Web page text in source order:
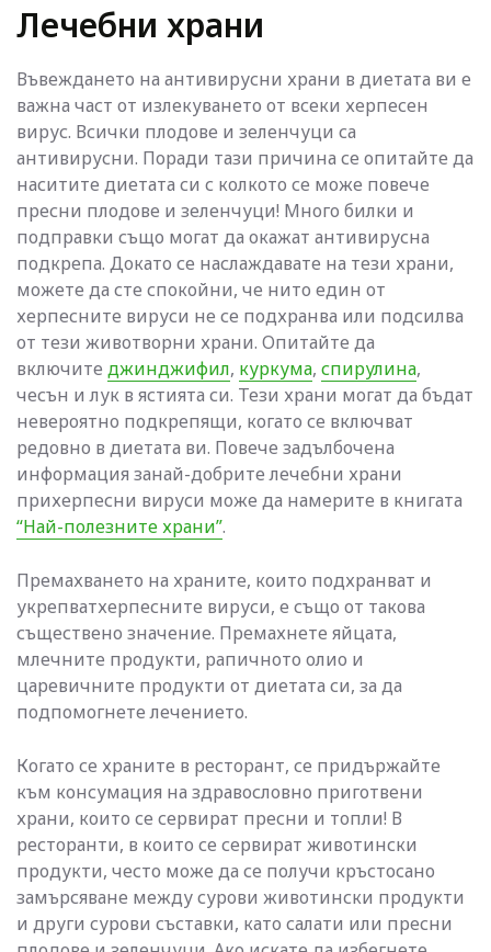
Лечебни храни
Въвеждането на антивирусни храни в диетата ви е
важна част от излекуването от всеки херпесен
вирус. Всички плодове и зеленчуци са
антивирусни. Поради тази причина се опитайте да
наситите диетата си с колкото се може повече
пресни плодове и зеленчуци! Много билки и
подправки също могат да окажат антивирусна
подкрепа. Докато се наслаждавате на тези храни,
можете да сте спокойни, че нито един от
херпесните вируси не се подхранва или подсилва
от тези животворни храни. Опитайте да
включите джинджифил, куркума, спирулина,
чесън и лук в ястията си. Тези храни могат да бъдат
невероятно подкрепящи, когато се включват
редовно в диетата ви. Повече задълбочена
информация занай-добрите лечебни храни
прихерпесни вируси може да намерите в книгата
“Най-полезните храни”.
Премахването на храните, които подхранват и
укрепватхерпесните вируси, е също от такова
съществено значение. Премахнете яйцата,
млечните продукти, рапичното олио и
царевичните продукти от диетата си, за да
подпомогнете лечението.
Когато се храните в ресторант, се придържайте
към консумация на здравословно приготвени
храни, които се сервират пресни и топли! В
ресторанти, в които се сервират животински
продукти, често може да се получи кръстосано
замърсяване между сурови животински продукти
и други сурови съставки, като салати или пресни